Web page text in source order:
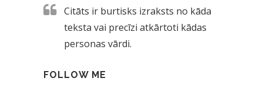
Citāts ir burtisks izraksts no kāda
teksta vai precīzi atkārtoti kādas
personas vārdi.
FOLLOW ME